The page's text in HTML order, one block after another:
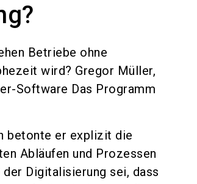
Betriebe ohne
wird? Gregor Müller,
Software Das Programm
betonte er explizit die
Abläufen und Prozessen
Digitalisierung sei, dass